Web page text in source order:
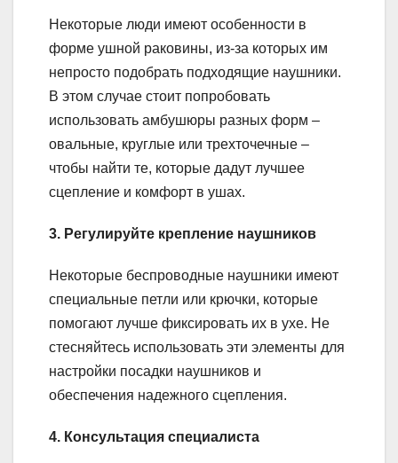
Некоторые люди имеют особенности в
форме ушной раковины, из-за которых им
непросто подобрать подходящие наушники.
В этом случае стоит попробовать
использовать амбушюры разных форм –
овальные, круглые или трехточечные –
чтобы найти те, которые дадут лучшее
сцепление и комфорт в ушах.
3. Регулируйте крепление наушников
Некоторые беспроводные наушники имеют
специальные петли или крючки, которые
помогают лучше фиксировать их в ухе. Не
стесняйтесь использовать эти элементы для
настройки посадки наушников и
обеспечения надежного сцепления.
4. Консультация специалиста